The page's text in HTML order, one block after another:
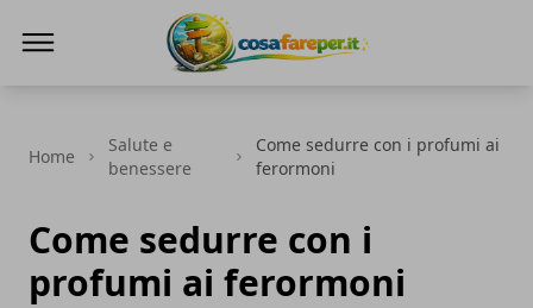
Home
Salute e
benessere
Come sedurre con i profumi ai
ferormoni
Come sedurre con i
profumi ai ferormoni